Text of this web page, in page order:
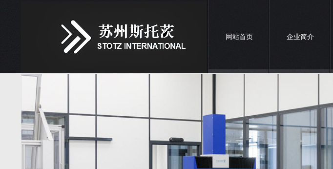
网站首页 企业简介